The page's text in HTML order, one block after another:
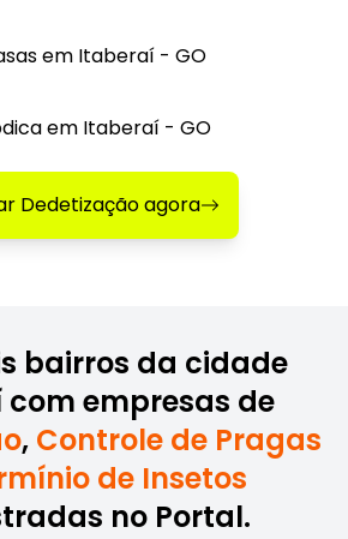
em Itaberaí - GO
em Itaberaí - GO
Dedetização agora
bairros da cidade
empresas de
, Controle de Pragas
de Insetos
no Portal.